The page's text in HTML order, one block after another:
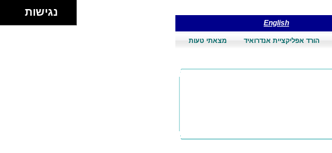
English
הורד אפליקציית אנדרואיד מצאתי טעות
נגישות